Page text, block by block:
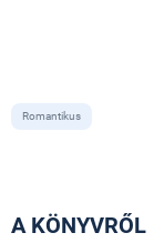
Romantikus
A KÖNYVRŐL